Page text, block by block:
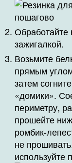
Обработайте
зажигалкой.
Возьмите
прямым
затем
«домики».
периметру,
прошейте
ромбик-
не
используйте